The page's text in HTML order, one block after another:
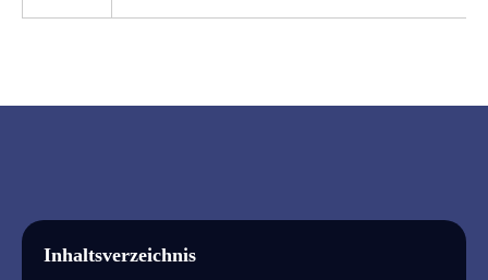
Inhaltsverzeichnis